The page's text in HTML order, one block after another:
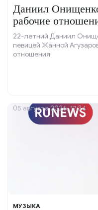
Даниил
рабочие
22-летний Даниил
певицей Жанной
отношения.
МУЗЫКА
05 августа 2026, 17:34